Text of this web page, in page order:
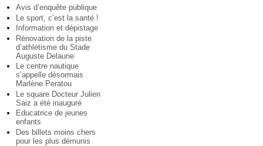
Avis d’enquête publique
Le sport, c’est la santé !
Information et dépistage
Rénovation de la piste
d’athlétisme du Stade
Auguste Delaune
Le centre nautique
s’appelle désormais
Marlène Peratou
Le square Docteur Julien
Saiz a été inauguré
Educatrice de jeunes
enfants
Des billets moins chers
pour les plus démunis